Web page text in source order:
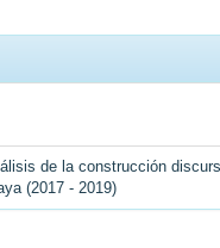
de la construcción
(2017 - 2019)